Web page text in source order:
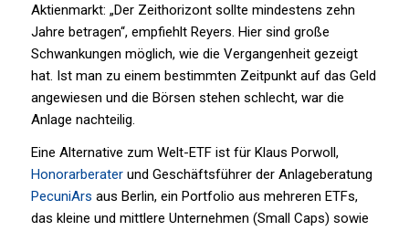
Aktienmarkt: „Der Zeithorizont sollte mindestens zehn
Jahre betragen“, empfiehlt Reyers. Hier sind große
Schwankungen möglich, wie die Vergangenheit gezeigt
hat. Ist man zu einem bestimmten Zeitpunkt auf das Geld
angewiesen und die Börsen stehen schlecht, war die
Anlage nachteilig.
Eine Alternative zum Welt-ETF ist für Klaus Porwoll,
Honorarberaterund Geschäftsführer der Anlageberatung
PecuniArs aus Berlin, ein Portfolio aus mehreren ETFs,
das kleine und mittlere Unternehmen (Small Caps) sowie